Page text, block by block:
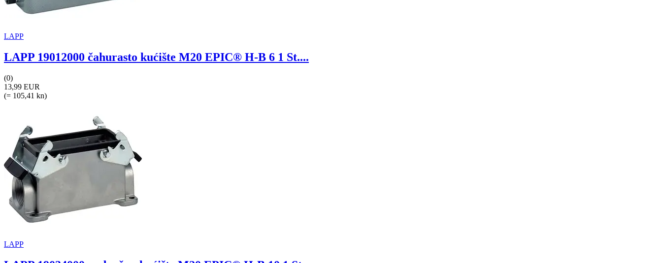
LAPP
LAPP 19012000 čahurasto kućište M20 EPIC® H-B 6 1 St....
(0)
13,99 EUR
(= 105,41 kn)
LAPP